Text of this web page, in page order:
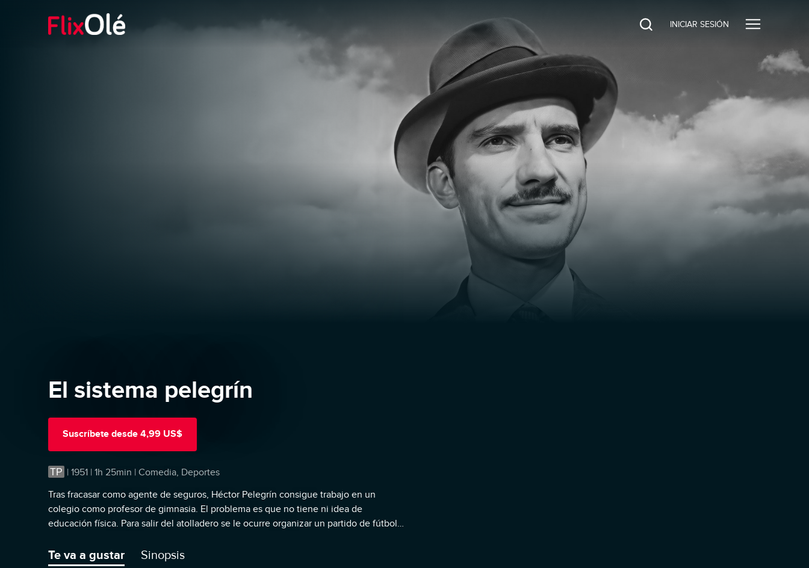
INICIAR SESIÓN
El sistema pelegrín
Suscríbete desde 4,99 US$
TP | 1951 | 1h 25min | Comedia, Deportes
Tras fracasar como agente de seguros, Héctor Pelegrín consigue trabajo en un
colegio como profesor de gimnasia. El problema es que no tiene ni idea de
educación física. Para salir del atolladero se le ocurre organizar un partido de fútbol
sólo es un juego, un deporte.
Te va a gustar Sinopsis